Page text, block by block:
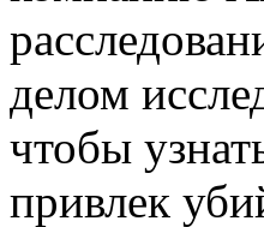
делом
чтобы
привлек